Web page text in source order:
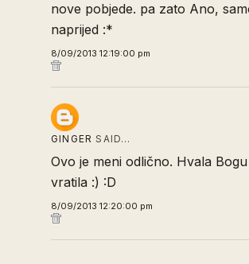
nove pobjede. pa zato Ano,
naprijed :*
8/09/2013 12:19:00 pm
GINGER SAID…
Ovo je meni odlično. Hvala Bogu
vratila :) :D
8/09/2013 12:20:00 pm